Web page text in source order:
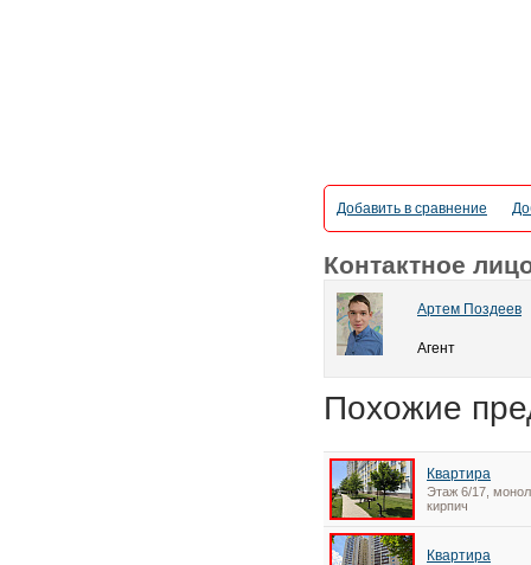
Добавить в сравнение
Контактное
Артем Поздеев
Агент
Похожие
Квартира
Этаж 6/17,
кирпич
Квартира